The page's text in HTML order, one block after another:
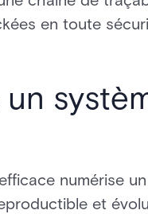
en toute
numérise
et